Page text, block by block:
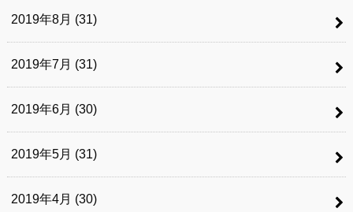
2019年8月 (31)
2019年7月 (31)
2019年6月 (30)
2019年5月 (31)
2019年4月 (30)